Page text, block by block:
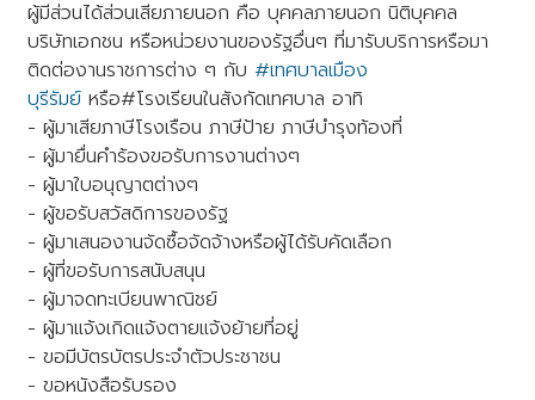
ผู้มีส่วนได้ส่วนเสียภายนอก คือ บุคคลภายนอก นิติบุคคล
บริษัทเอกชน หรือหน่วยงานของรัฐอื่นๆ ที่มารับบริการหรือมา
ติดต่องานราชการต่าง ๆ กับ #เทศบาลเมือง
บุรีรัมย์ หรือ#โรงเรียนในสังกัดเทศบาล อาทิ
- ผู้มาเสียภาษีโรงเรือน ภาษีป้าย ภาษีบำรุงท้องที่
- ผู้มายื่นคำร้องขอรับการงานต่างๆ
- ผู้มาใบอนุญาตต่างๆ
- ผู้ขอรับสวัสดิการของรัฐ
- ผู้มาเสนองานจัดซื้อจัดจ้างหรือผู้ได้รับคัดเลือก
- ผู้ที่ขอรับการสนับสนุน
- ผู้มาจดทะเบียนพาณิชย์
- ผู้มาแจ้งเกิดแจ้งตายแจ้งย้ายที่อยู่
- ขอมีบัตรบัตรประจำตัวประชาชน
- ขอหนังสือรับรอง